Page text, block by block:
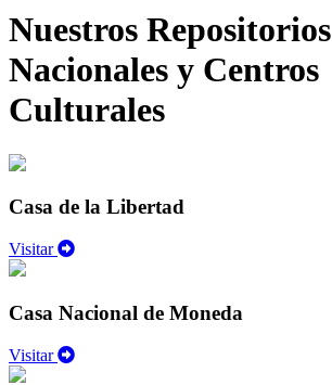
Nuestros Repositorios
Nacionales y Centros
Culturales
Casa de la Libertad
Visitar
Casa Nacional de Moneda
Visitar